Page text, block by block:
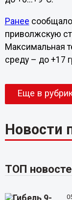
Ранее
приволжскую
Максимальная
среду – до +17
Еще в
Новости
ТОП